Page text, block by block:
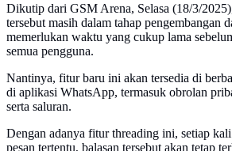
Dikutip dari GSM Arena, Selasa (18/3/
tersebut masih dalam tahap pengembangan
memerlukan waktu yang cukup lama
semua pengguna.
Nantinya, fitur baru ini akan tersedia di
di aplikasi WhatsApp, termasuk obrolan
serta saluran.
Dengan adanya fitur threading ini, setiap
pesan tertentu, balasan tersebut akan tetap